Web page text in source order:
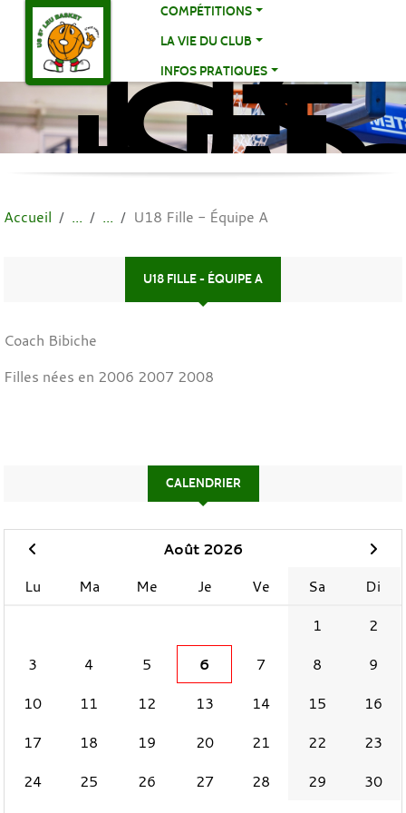
COMPÉTITIONS
LA VIE DU CLUB
INFOS PRATIQUES
US
ST
Accueil U18 Fille - Équipe A
U18 FILLE - ÉQUIPE A
Coach Bibiche
Filles nées en 2006 2007 2008
CALENDRIER
Août 2026
Lu
Ma Me Je Ve Sa
Di
1
2
3
4 5 6 7 8
9
10
11 12 13 14 15
16
17
18 19 20 21 22
23
24
25 26 27 28 29
30
Panneau de gestion des cookies